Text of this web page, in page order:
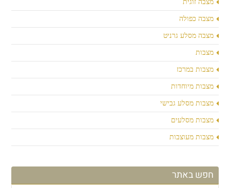
מצבה זוגית
מצבה כפולה
מצבה מסלע גרניט
מצבות
מצבות במרכז
מצבות מיוחדות
מצבות מסלע גבישי
מצבות מסלעים
מצבות מעוצבות
חפש באתר